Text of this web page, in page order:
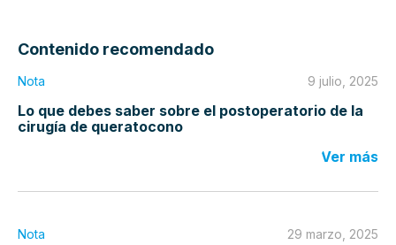
Contenido recomendado
Nota 9 julio, 2025
Lo que debes saber sobre el postoperatorio de la
cirugía de queratocono
Ver más
Nota 29 marzo, 2025